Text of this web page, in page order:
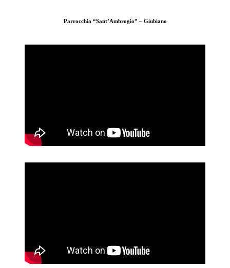
Parrocchia “Sant’Ambrogio” – Giubiano